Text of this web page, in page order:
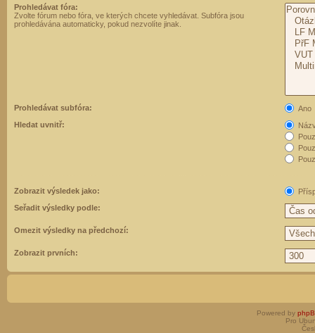
Prohledávat fóra:
Zvolte fórum nebo fóra, ve kterých chcete vyhledávat. Subfóra jsou
prohledávána automaticky, pokud nezvolíte jinak.
Prohledávat subfóra:
Ano
Hledat uvnitř:
Zobrazit výsledek jako:
Seřadit výsledky podle:
Omezit výsledky na předchozí:
Zobrazit prvních:
Powered by
Pro